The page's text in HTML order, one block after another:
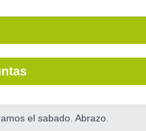
el sabado. Abrazo.